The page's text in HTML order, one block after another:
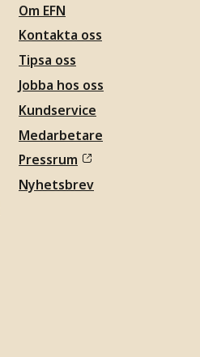
Om EFN
Kontakta oss
Tipsa oss
Jobba hos oss
Kundservice
Medarbetare
Pressrum
Nyhetsbrev